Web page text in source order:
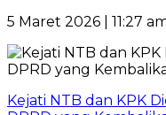
5 Maret 2026 | 11:27
Kejati NTB dan KPK